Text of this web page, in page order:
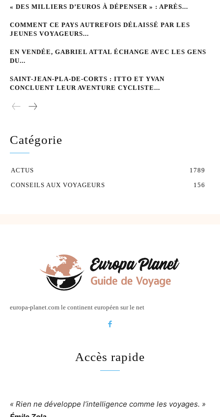
« DES MILLIERS D’EUROS À DÉPENSER » : APRÈS...
COMMENT CE PAYS AUTREFOIS DÉLAISSÉ PAR LES
JEUNES VOYAGEURS...
EN VENDÉE, GABRIEL ATTAL ÉCHANGE AVEC LES GENS
DU...
SAINT-JEAN-PLA-DE-CORTS : ITTO ET YVAN
CONCLUENT LEUR AVENTURE CYCLISTE...
Catégorie
ACTUS
1789
CONSEILS AUX VOYAGEURS
156
europa-planet.com le continent européen sur le net
Accès rapide
« Rien ne développe l’intelligence comme les voyages. »